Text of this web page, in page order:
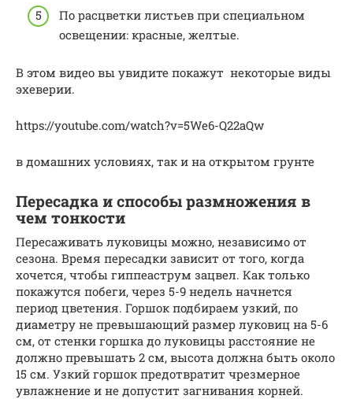
По расцветки листьев при специальном
освещении: красные, желтые.
В этом видео вы увидите покажут некоторые виды
эхеверии.
https://youtube.com/watch?v=5We6-Q22aQw
в домашних условиях, так и на открытом грунте
Пересадка и способы размножения в
чем тонкости
Пересаживать луковицы можно, независимо от
сезона. Время пересадки зависит от того, когда
хочется, чтобы гиппеаструм зацвел. Как только
покажутся побеги, через 5-9 недель начнется
период цветения. Горшок подбираем узкий, по
диаметру не превышающий размер луковиц на 5-6
см, от стенки горшка до луковицы расстояние не
должно превышать 2 см, высота должна быть около
15 см. Узкий горшок предотвратит чрезмерное
увлажнение и не допустит загнивания корней.